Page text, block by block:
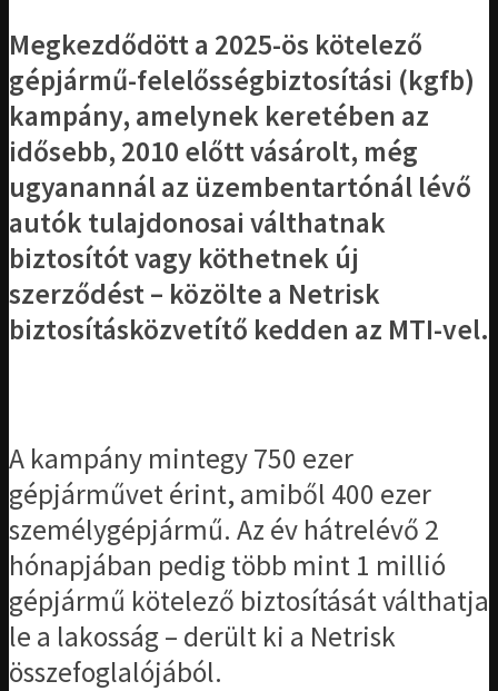
Megkezdődött a 2025-ös kötelező
gépjármű-felelősségbiztosítási (kgfb)
kampány, amelynek keretében az
idősebb, 2010 előtt vásárolt, még
ugyanannál az üzembentartónál lévő
autók tulajdonosai válthatnak
biztosítót vagy köthetnek új
szerződést – közölte a Netrisk
biztosításközvetítő kedden az MTI-vel.
A kampány mintegy 750 ezer
gépjárművet érint, amiből 400 ezer
személygépjármű. Az év hátrelévő 2
hónapjában pedig több mint 1 millió
gépjármű kötelező biztosítását válthatja
le a lakosság – derült ki a Netrisk
összefoglalójából.